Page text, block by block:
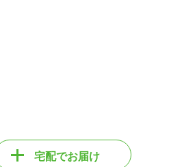
宅配でお届け